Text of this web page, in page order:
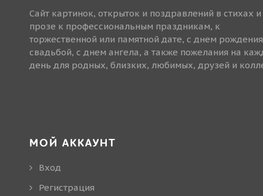
Сайт картинок, открыток и поздравлений в стихах и
прозе к профессиональным праздникам, к
торжественной или памятной дате, с днем
свадьбой, с днем ангела, а также пожелания на
день для родных, близких, любимых, друзей и
МОЙ АККАУНТ
Вход
Регистрация